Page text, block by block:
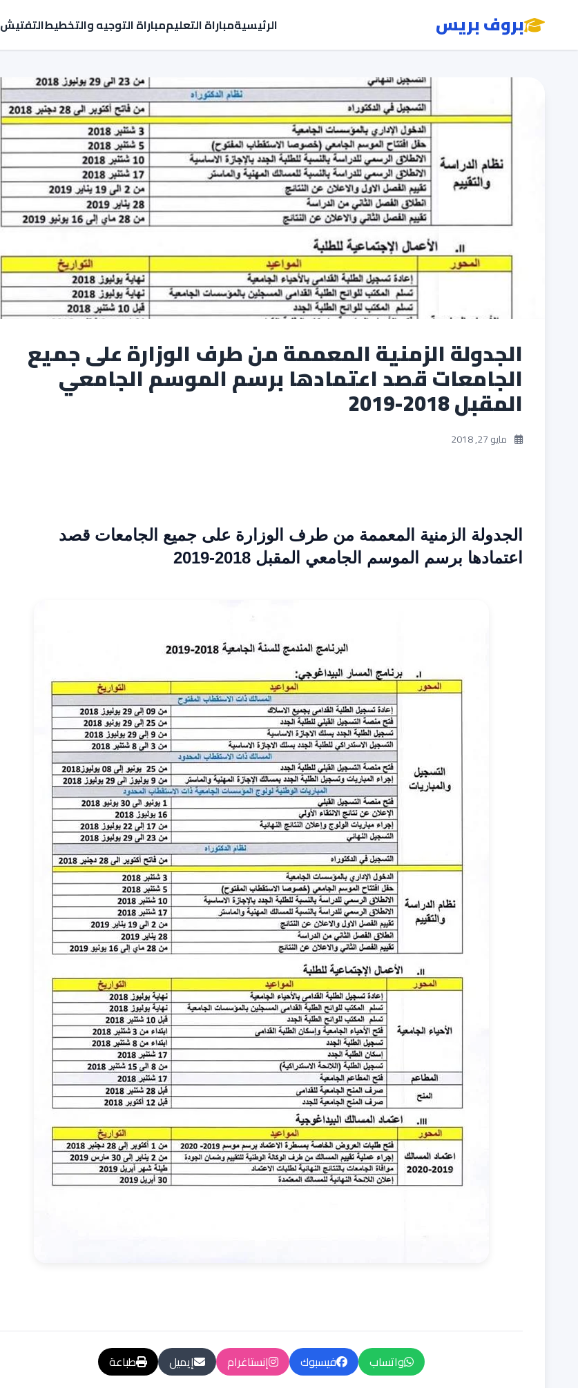
بروف بريس الرئيسيةمباراة التعليممباراة التوجيه والتخطيطالتفتيش
الجدولة الزمنية المعممة من طرف الوزارة على جميع
الجامعات قصد اعتمادها برسم الموسم الجامعي
المقبل 2018-2019
مايو 27, 2018
الجدولة الزمنية المعممة من طرف الوزارة على جميع الجامعات قصد
اعتمادها برسم الموسم الجامعي المقبل 2018-2019
واتساب فيسبوك إنستاغرام إيميل طباعة